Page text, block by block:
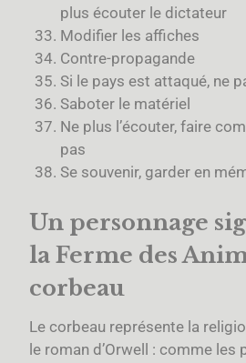
plus écouter le dictateur
Modifier les affiches
Contre-propagande
Si le pays est attaqué, ne
Saboter le matériel
Ne plus l’écouter, faire
pas
Se souvenir, garder en
Un personnage
la Ferme des
corbeau
Le corbeau représente la
le roman d’Orwell : comme